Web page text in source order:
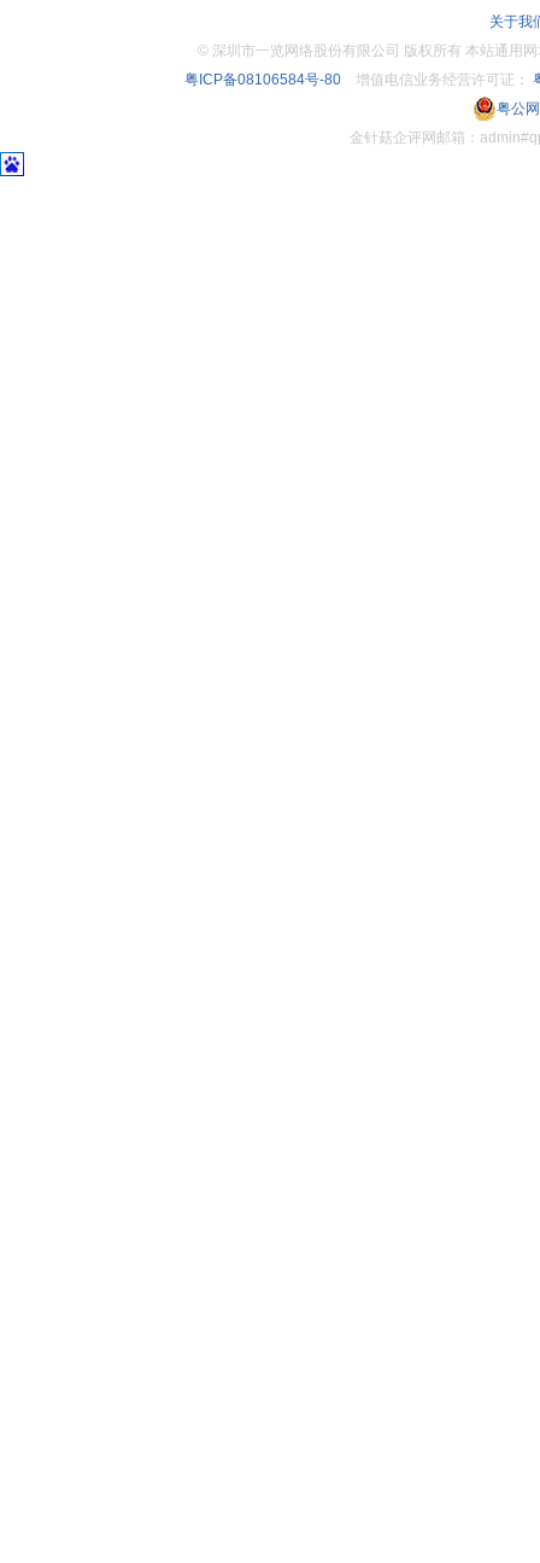
关于我
© 深圳市一览网络股份有限公司 版权所有 本站通
粤ICP备08106584号-80增值电信业务经营许可证：
粤公
金针菇企评网邮箱：